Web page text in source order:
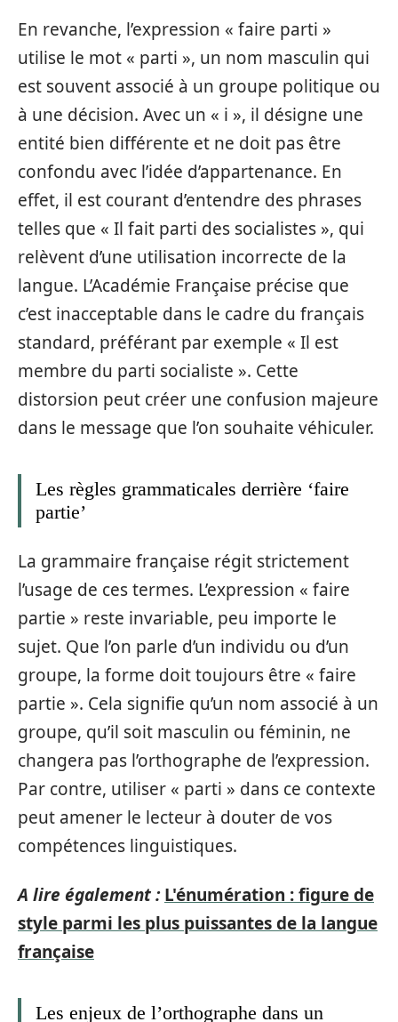
En revanche, l’expression « faire parti »
utilise le mot « parti », un nom masculin qui
est souvent associé à un groupe politique ou
à une décision. Avec un « i », il désigne une
entité bien différente et ne doit pas être
confondu avec l’idée d’appartenance. En
effet, il est courant d’entendre des phrases
telles que « Il fait parti des socialistes », qui
relèvent d’une utilisation incorrecte de la
langue. L’Académie Française précise que
c’est inacceptable dans le cadre du français
standard, préférant par exemple « Il est
membre du parti socialiste ». Cette
distorsion peut créer une confusion majeure
dans le message que l’on souhaite véhiculer.
Les règles grammaticales derrière ‘faire
partie’
La grammaire française régit strictement
l’usage de ces termes. L’expression « faire
partie » reste invariable, peu importe le
sujet. Que l’on parle d’un individu ou d’un
groupe, la forme doit toujours être « faire
partie ». Cela signifie qu’un nom associé à un
groupe, qu’il soit masculin ou féminin, ne
changera pas l’orthographe de l’expression.
Par contre, utiliser « parti » dans ce contexte
peut amener le lecteur à douter de vos
compétences linguistiques.
A lire également : L'énumération : figure de
style parmi les plus puissantes de la langue
française
Les enjeux de l’orthographe dans un